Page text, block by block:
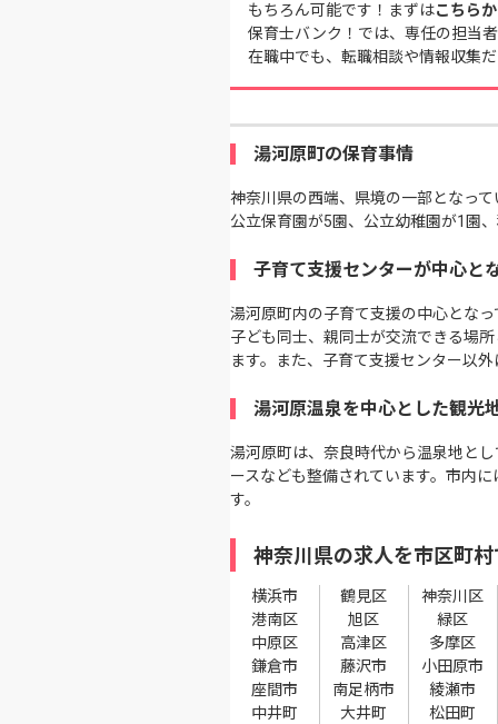
もちろん可能です！まずはこちら
保育士バンク！では、専任の担当
在職中でも、転職相談や情報収集
湯河原町の保育事情
神奈川県の西端、県境の一部となっ
公立保育園が5園、公立幼稚園が1園
子育て支援センターが中心と
湯河原町内の子育て支援の中心とな
子ども同士、親同士が交流できる場
ます。また、子育て支援センター以
湯河原温泉を中心とした観光
湯河原町は、奈良時代から温泉地と
ースなども整備されています。市内
す。
神奈川県の求人を市区町
横浜市 鶴見区
神奈川区
港南区
旭区
緑区
中原区
高津区
多摩区
鎌倉市
藤沢市
小田原市
座間市
南足柄市
綾瀬市
中井町
大井町
松田町